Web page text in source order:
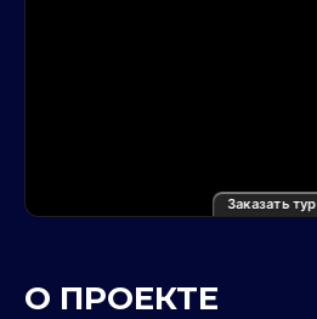
Заказать тур
О ПРОЕКТЕ